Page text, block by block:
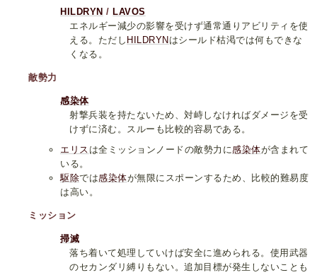
HILDRYN / LAVOS
エネルギー減少の影響を受けず通常通りアビリティを使
える。ただし HILDRYN はシールド枯渇では何もできな
くなる。
敵勢力
感染体
射撃兵装を持たないため、対峙しなければダメージを受
けずに済む。スルーも比較的容易である。
エリス は全ミッションノードの敵勢力に感染体が含まれて
いる。
駆除では感染体が無限にスポーンするため、比較的難易度
は高い。
ミッション
掃滅
落ち着いて処理していけば安全に進められる。使用武器
のセカンダリ縛りもない。追加目標が発生しないことも